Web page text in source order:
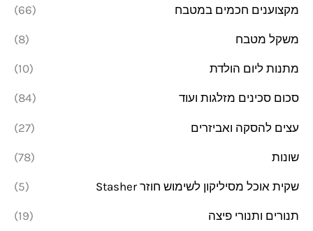
מקצוענים חכמים במטבח (66)
משקל מטבח (8)
מתנות ליום הולדת (10)
סכום סכינים מזלגות ועוד (84)
עצים להסקה ואביזרים (27)
שונות (78)
שקית אוכל מסיליקון לשימוש חוזר Stasher (5)
תנורים ותנורי פיצה (19)